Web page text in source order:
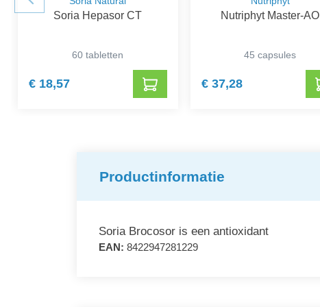
Soria Hepasor CT
60 tabletten
€ 18,57
Nutriphyt Master-AO
45 capsules
€ 37,28
Productinformatie
Soria Brocosor is een antioxidant
EAN: 8422947281229